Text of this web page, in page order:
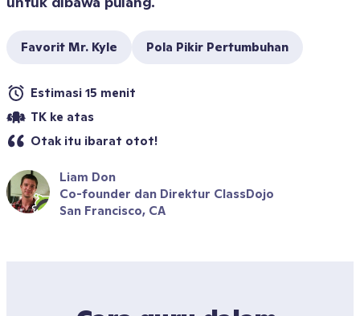
Favorit Mr. Kyle Pola Pikir Pertumbuhan
Estimasi 15 menit
TK ke atas
Otak itu ibarat otot!
Liam Don
Co-founder dan Direktur ClassDojo
San Francisco, CA